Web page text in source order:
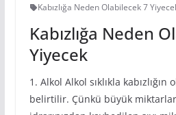
Kabızlığa Neden Olabilecek 7
Kabızlığa Neden
Yiyecek
1. Alkol Alkol sıklıkla
belirtilir. Çünkü büyük